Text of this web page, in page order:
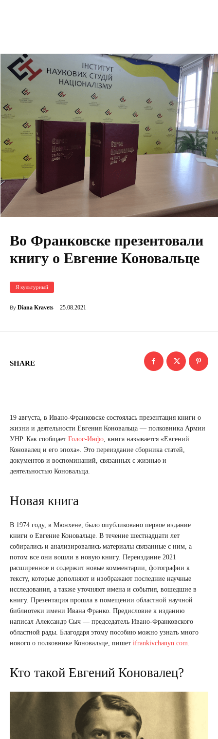
Во Франковске презентовали
книгу о Евгение Коновальце
Я культурный
By Diana Kravets 25.08.2021
SHARE
19 августа, в Ивано-Франковске состоялась презентация книги о
жизни и деятельности Евгения Коновальца — полковника Армии
УНР. Как сообщает Голос-Инфо, книга называется «Евгений
Коновалец и его эпоха». Это переиздание сборника статей,
документов и воспоминаний, связанных с жизнью и
деятельностью Коновальца.
Новая книга
В 1974 году, в Мюнхене, было опубликовано первое издание
книги о Евгение Коновальце. В течение шестнадцати лет
собирались и анализировались материалы связанные с ним, а
потом все они вошли в новую книгу. Переиздание 2021
расширенное и содержит новые комментарии, фотографии к
тексту, которые дополняют и изображают последние научные
исследования, а также уточняют имена и события, вошедшие в
книгу. Презентация прошла в помещении областной научной
библиотеки имени Ивана Франко. Предисловие к изданию
написал Александр Сыч — председатель Ивано-Франковского
областной рады. Благодаря этому пособию можно узнать много
нового о полковнике Коновальце, пишет ifrankivchanyn.com.
Кто такой Евгений Коновалец?